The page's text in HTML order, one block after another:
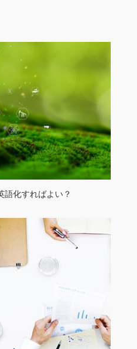
語化すればよい？